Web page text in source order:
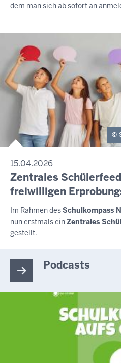
dem man sich ab sofort an
15.04.2026
Zentrales
freiwilligen
Im Rahmen desSchulkompass
nun erstmals einZentrales
gestellt.
Podcasts